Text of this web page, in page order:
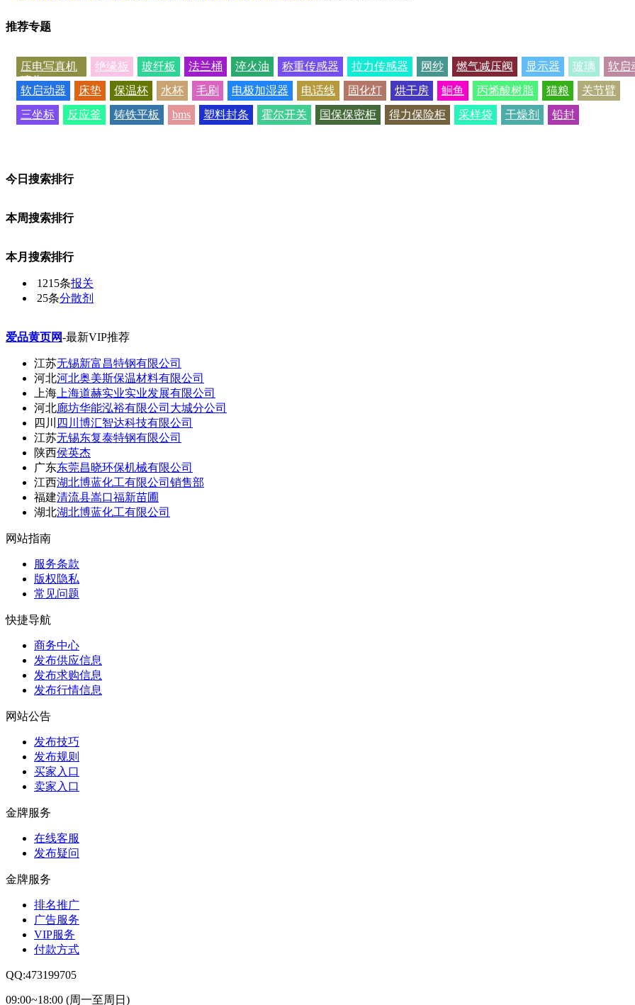
推荐专题
压电写真机
喷头
绝缘板 玻纤板 法兰桶 淬火油 称重传感器 拉力传感器 网纱 燃气减压阀 显示器 玻璃
软启
软启动器
床垫 保温杯 水杯 毛刷 电极加湿器 电话线 固化灯 烘干房 鮰鱼 丙烯酸树脂 猫粮
关节臂
三坐标
反应釜 铸铁平板 bms 塑料封条 霍尔开关 国保保密柜 得力保险柜 采样袋 干燥剂 铅封
今日搜索排行
本周搜索排行
本月搜索排行
1215条报关
25条分散剂
爱品黄页网-最新VIP推荐
江苏无锡新富昌特钢有限公司
河北河北奥美斯保温材料有限公司
上海 上海道赫实业实业发展有限公司
河北廊坊华能泓裕有限公司大城分公司
四川
四川博汇智达科技有限公司
江苏无锡东复泰特钢有限公司
陕西侯英杰
广东东莞昌晓环保机械有限公司
江西湖北博蓝化工有限公司销售部
福建清流县嵩口福新苗圃
湖北湖北博蓝化工有限公司
网站指南
服务条款
版权隐私
常见问题
快捷导航
商务中心
发布供应信息
发布求购信息
发布行情信息
网站公告
发布技巧
发布规则
买家入口
卖家入口
金牌服务
在线客服
发布疑问
金牌服务
排名推广
广告服务
VIP服务
付款方式
QQ:473199705
09:00~18:00 (周一至周日)